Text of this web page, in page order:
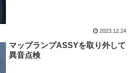
2023.12.24
マップランプASSYを取り外して
異音点検